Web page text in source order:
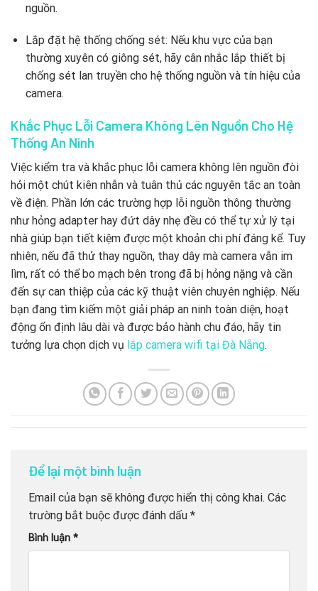
nguồn.
Lắp đặt hệ thống chống sét: Nếu khu vực của bạn
thường xuyên có giông sét, hãy cân nhắc lắp thiết bị
chống sét lan truyền cho hệ thống nguồn và tín hiệu của
camera.
Khắc Phục Lỗi Camera Không Lên Nguồn Cho Hệ
Thống An Ninh
Việc kiểm tra và khắc phục lỗi camera không lên nguồn đòi
hỏi một chút kiên nhẫn và tuân thủ các nguyên tắc an toàn
về điện. Phần lớn các trường hợp lỗi nguồn thông thường
như hỏng adapter hay đứt dây nhẹ đều có thể tự xử lý tại
nhà giúp bạn tiết kiệm được một khoản chi phí đáng kể. Tuy
nhiên, nếu đã thử thay nguồn, thay dây mà camera vẫn im
lìm, rất có thể bo mạch bên trong đã bị hỏng nặng và cần
đến sự can thiệp của các kỹ thuật viên chuyên nghiệp. Nếu
bạn đang tìm kiếm một giải pháp an ninh toàn diện, hoạt
động ổn định lâu dài và được bảo hành chu đáo, hãy tin
tưởng lựa chọn dịch vụ lắp camera wifi tại Đà Nẵng.
Để lại một bình luận
Email của bạn sẽ không được hiển thị công khai. Các
trường bắt buộc được đánh dấu *
Bình luận *